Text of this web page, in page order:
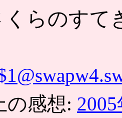
くらのすて
の感想: